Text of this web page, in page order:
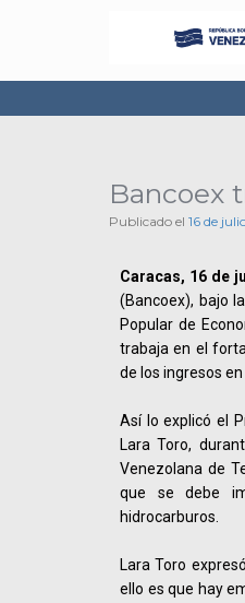
Bancoex
Publicado el 16 de
Caracas, 16 de
(Bancoex), bajo
Popular de
trabaja en el
de los ingresos en
Así lo explicó el
Lara Toro,
Venezolana de
que se debe
hidrocarburos.
Lara Toro
ello es que hay